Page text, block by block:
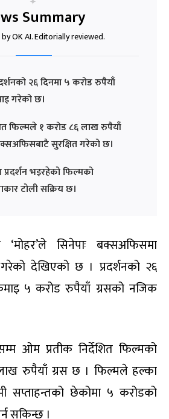
Summary
OK AI. Editorially reviewed.
२६ दिनमा ५ करोड रुपैयाँ
गरेको छ।
फिल्मले १ करोड ८६ लाख रुपैयाँ
सुरक्षित गरेको छ।
भइरहेको फिल्मको
टोली सक्रिय छ।
सिनेपाः बक्सअफिसमा
देखिएको छ । प्रदर्शनको २६
५ करोड रुपैयाँ ग्रसको नजिक
ओम प्रतीक निर्देशित फिल्मको
रुपैयाँ ग्रस छ । फिल्मले हल्का
सप्ताहन्तको छेकोमा ५ करोडको